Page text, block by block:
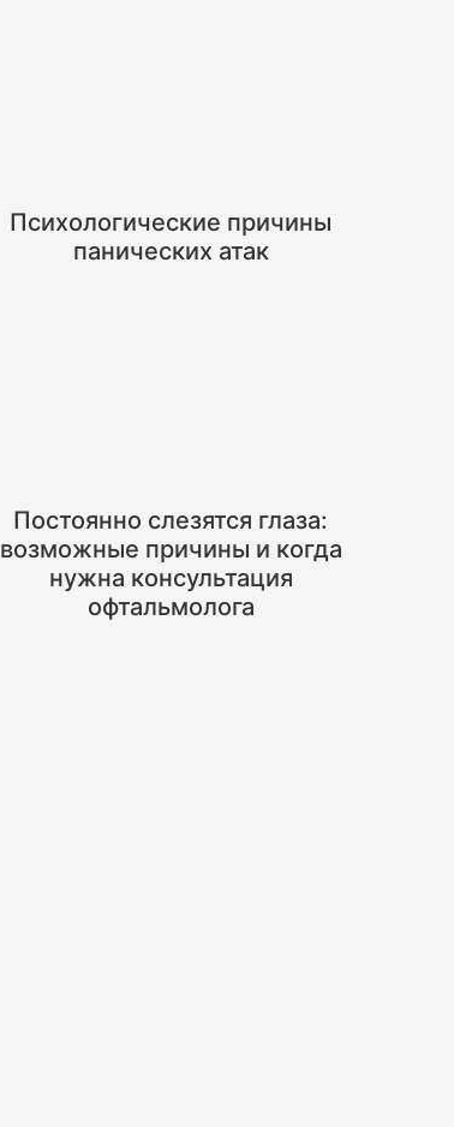
Психологические причины
панических атак
Постоянно слезятся глаза:
возможные причины и когда
нужна консультация
офтальмолога